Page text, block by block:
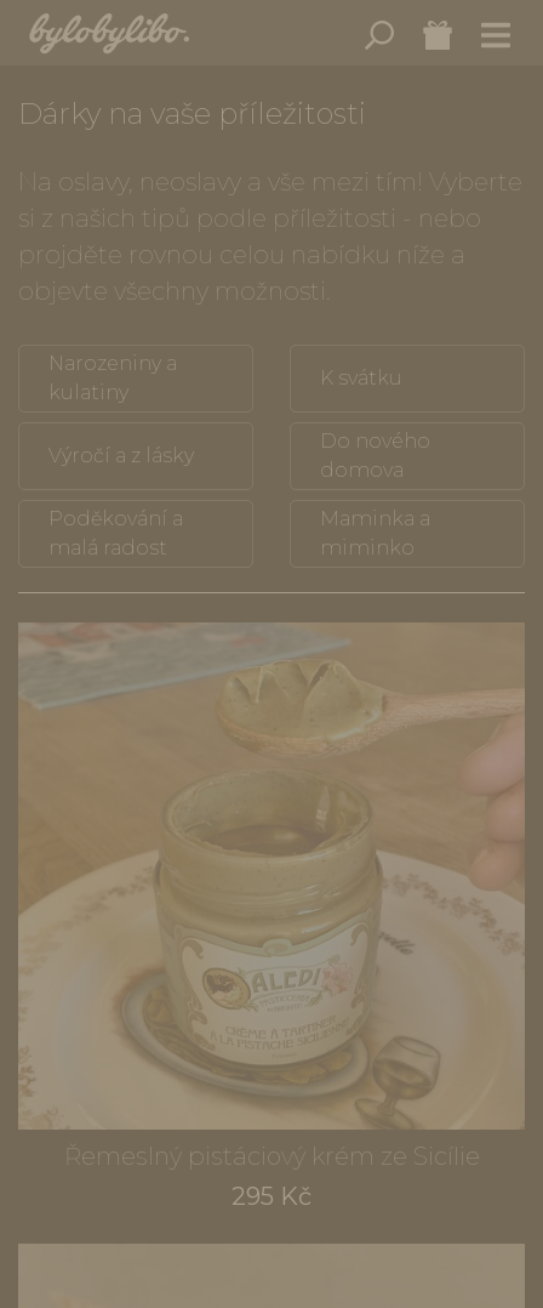
Dárky na vaše příležitosti
Na oslavy, neoslavy a vše mezi tím! Vyberte
si z našich tipů podle příležitosti - nebo
projděte rovnou celou nabídku níže a
objevte všechny možnosti.
Narozeniny a
kulatiny
K svátku
Výročí a z lásky
Do nového
domova
Poděkování a
malá radost
Maminka a
miminko
Řemeslný pistáciový krém ze Sicílie
295 Kč